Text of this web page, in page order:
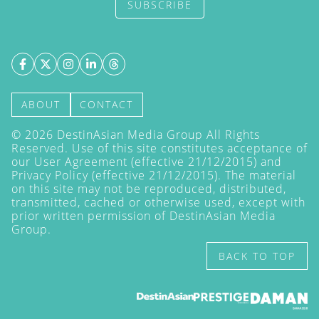
SUBSCRIBE
ABOUT CONTACT
© 2026 DestinAsian Media Group All Rights
Reserved. Use of this site constitutes acceptance of
our User Agreement (effective 21/12/2015) and
Privacy Policy (effective 21/12/2015). The material
on this site may not be reproduced, distributed,
transmitted, cached or otherwise used, except with
prior written permission of DestinAsian Media
Group.
BACK TO TOP